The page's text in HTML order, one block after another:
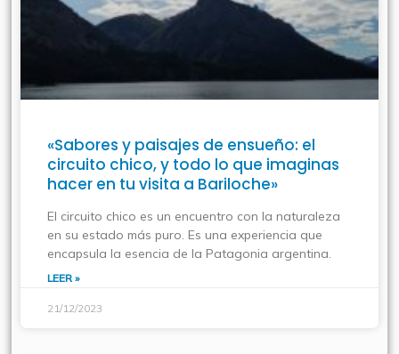
«Sabores y paisajes de ensueño: el
circuito chico, y todo lo que imaginas
hacer en tu visita a Bariloche»
El circuito chico es un encuentro con la naturaleza
en su estado más puro. Es una experiencia que
encapsula la esencia de la Patagonia argentina.
LEER »
21/12/2023